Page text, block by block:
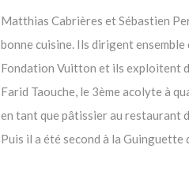
Matthias Cabrières et Sébastien
bonne cuisine. Ils dirigent ensemble
Fondation Vuitton et ils exploitent
Farid Taouche, le 3ème acolyte à
en tant que pâtissier au restaurant
Puis il a été second à la